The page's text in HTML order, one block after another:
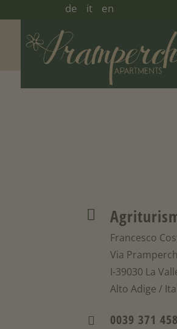
de it en

Francesco
Via
I-39030 La
Alto Adige /
 0039 371